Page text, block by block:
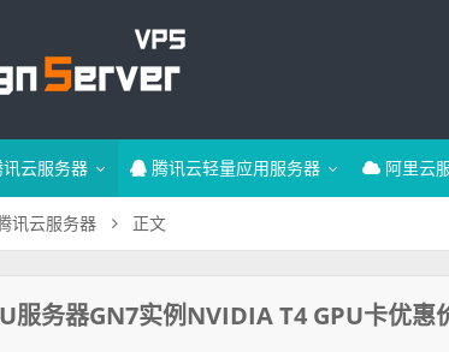
讯云服务器 腾讯云轻量应用服务器 阿里云
讯云服务器 正文
服务器GN7实例NVIDIA T4 GPU卡优惠